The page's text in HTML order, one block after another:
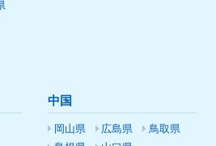
中国
岡山県 広島県
鳥取県